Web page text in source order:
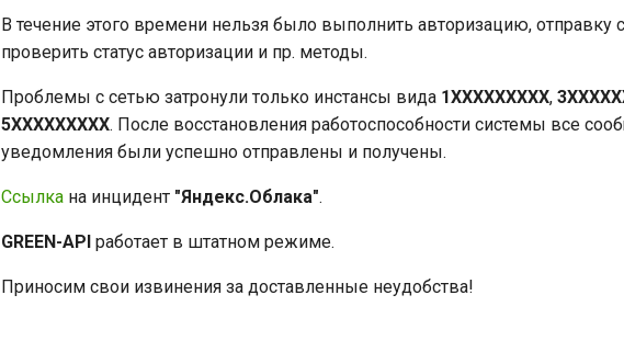
В течение этого времени нельзя было выполнить авторизацию, отправку
проверить статус авторизации и пр. методы.
Проблемы с сетью затронули только инстансы вида 1ХХХХХХХХХ,
5ХХХХХХХХХ. После восстановления работоспособности системы все
уведомления были успешно отправлены и получены.
Ссылка на инцидент "Яндекс.Облака".
GREEN-API работает в штатном режиме.
Приносим свои извинения за доставленные неудобства!